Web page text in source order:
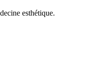
esthétique.